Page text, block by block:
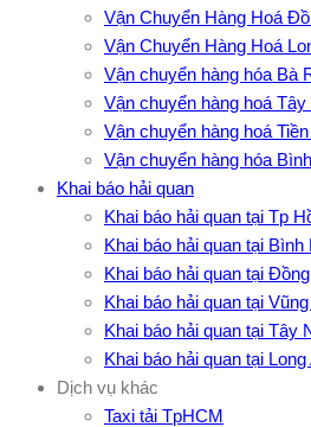
Vận Chuyển Hàng Hoá
Vận Chuyển Hàng Hoá
Vận chuyển hàng hóa Bà
Vận chuyển hàng hoá Tây
Vận chuyển hàng hoá
Vận chuyển hàng hóa
Khai báo hải quan
Khai báo hải quan tại Tp
Khai báo hải quan tại
Khai báo hải quan tại
Khai báo hải quan tại
Khai báo hải quan tại Tây
Khai báo hải quan tại Long
Dịch vụ khác
Taxi tải TpHCM